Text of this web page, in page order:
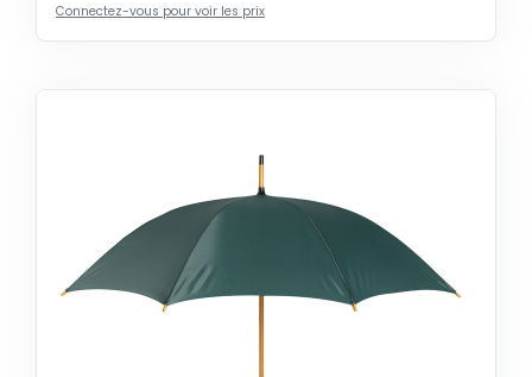
Connectez-vous pour voir les prix